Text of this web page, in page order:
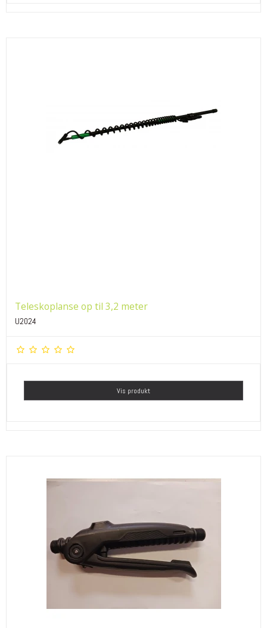
Teleskoplanse op til 3,2 meter
U2024
Vis produkt